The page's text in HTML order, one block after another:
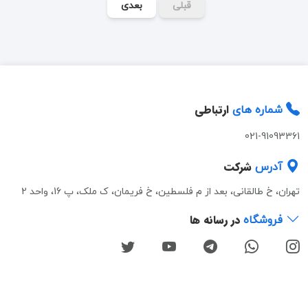
قبلی بعدی
شماره های ارتباطی
021-91093361
آدرس شرکت
تهران، خ طالقانی، بعد از م فلسطین، خ فریمان، ک ملک، پ 16، واحد 2
فروشگاه در رسانه ها